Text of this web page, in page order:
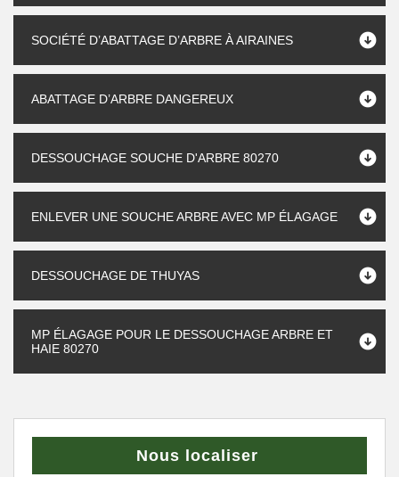
SOCIÉTÉ D’ABATTAGE D’ARBRE À AIRAINES
ABATTAGE D’ARBRE DANGEREUX
DESSOUCHAGE SOUCHE D'ARBRE 80270
ENLEVER UNE SOUCHE ARBRE AVEC MP ÉLAGAGE
DESSOUCHAGE DE THUYAS
MP ÉLAGAGE POUR LE DESSOUCHAGE ARBRE ET
HAIE 80270
Nous localiser